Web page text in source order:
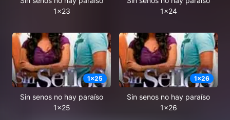
1x23
1x24
1x25
Sin senos no hay paraíso
1x25
1x26
Sin senos no hay paraíso
1x26